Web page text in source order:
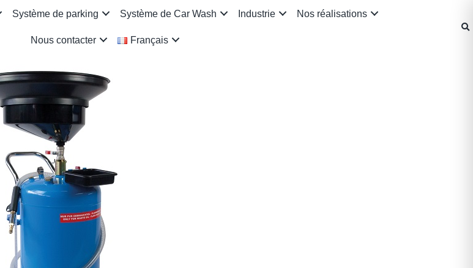
Système de parking Système de Car Wash Industrie Nos réalisations
Nous contacter Français